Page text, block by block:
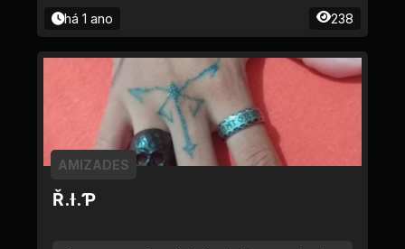
há 1 ano 238
Ř.Ɨ.Ƥ
AMIZADES